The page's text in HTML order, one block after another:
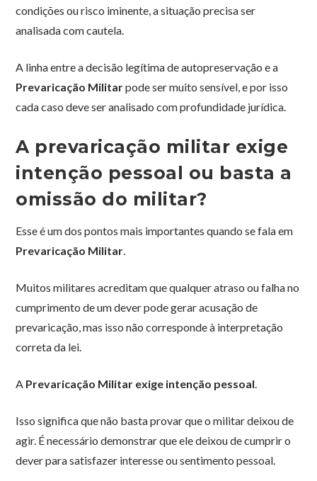
condições ou risco iminente, a situação precisa ser
analisada com cautela.
A linha entre a decisão legítima de autopreservação e a
Prevaricação Militarpode ser muito sensível, e por isso
cada caso deve ser analisado com profundidade jurídica.
A prevaricação militar exige
intenção pessoal ou basta a
omissão do militar?
Esse é um dos pontos mais importantes quando se fala em
Prevaricação Militar.
Muitos militares acreditam que qualquer atraso ou falha no
cumprimento de um dever pode gerar acusação de
prevaricação, mas isso não corresponde à interpretação
correta da lei.
A Prevaricação Militar exige intenção pessoal.
Isso significa que não basta provar que o militar deixou de
agir. É necessário demonstrar que ele deixou de cumprir o
dever para satisfazer interesse ou sentimento pessoal.